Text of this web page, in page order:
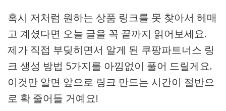
혹시 저처럼 원하는 상품 링크를 못 찾아서 헤매
고 계셨다면 오늘 글을 꼭 끝까지 읽어보세요.
제가 직접 부딪히면서 알게 된 쿠팡파트너스 링
크 생성 방법 5가지를 아낌없이 풀어 드릴게요.
이것만 알면 앞으로 링크 만드는 시간이 절반으
로 확 줄어들 거예요!